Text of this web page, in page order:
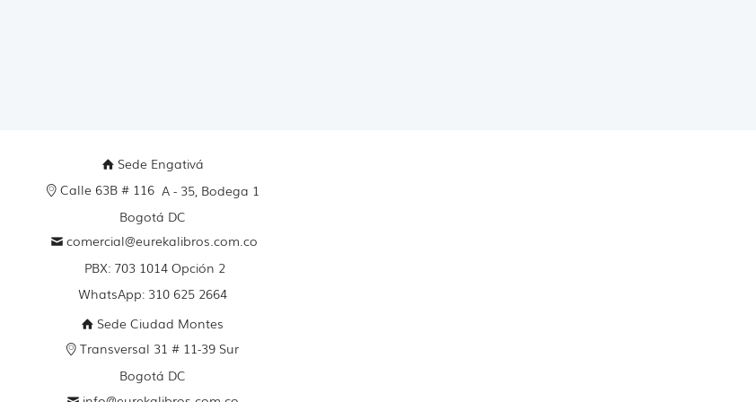
Sede Engativá
Calle 63B # 116 A - 35, Bodega 1
Bogotá DC
comercial@eurekalibros.com.co
PBX: 703 1014 Opción 2
WhatsApp: 310 625 2664
Sede Ciudad Montes
Transversal 31 # 11-39 Sur
Bogotá DC